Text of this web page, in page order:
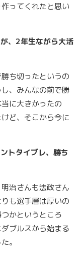
ってくれたと思い
、2年生ながら大活
ち切ったというの
、みんなの前で勝
に大きかったの
ど、そこから今に
トタイブレ、勝ち
治さんも法政さん
も選手層は厚いの
かというところ
ブルスから始まる
。